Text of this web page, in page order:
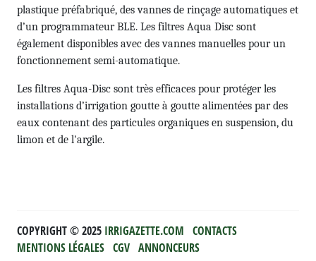
plastique préfabriqué, des vannes de rinçage automatiques et
d’un programmateur BLE. Les filtres Aqua Disc sont
également disponibles avec des vannes manuelles pour un
fonctionnement semi-automatique.
Les filtres Aqua-Disc sont très efficaces pour protéger les
installations d’irrigation goutte à goutte alimentées par des
eaux contenant des particules organiques en suspension, du
limon et de l'argile.
COPYRIGHT ©️ 2025 IRRIGAZETTE.COM CONTACTS
MENTIONS LÉGALES CGV ANNONCEURS